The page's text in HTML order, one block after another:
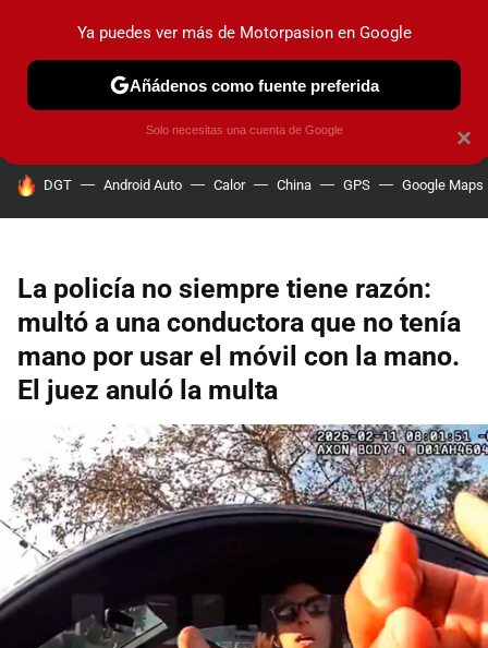
PRUEBAS COCHES ELÉCTRICOS OBSERVATORIO
HOY SE HABLA DE
DGT Android Auto Calor China GPS Google Maps
La policía no siempre tiene razón:
multó a una conductora que no tenía
mano por usar el móvil con la mano.
El juez anuló la multa
×
Ya puedes ver más de Motorpasion en Google
Añádenos como fuente preferida
Solo necesitas una cuenta de Google